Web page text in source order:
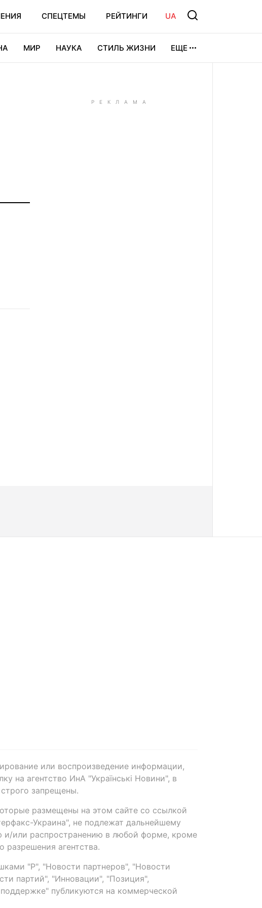
СПЕЦТЕМЫ РЕЙТИНГИ UA
МИР НАУКА СТИЛЬ ЖИЗНИ ЕЩЕ
или воспроизведение информации,
на агентство ИнА "Українські Новини", в
запрещены.
размещены на этом сайте со ссылкой
Украина", не подлежат дальнейшему
и/или распространению в любой форме, кроме
разрешения агентства.
"Р", "Новости партнеров", "Новости
партий", "Инновации", "Позиция",
публикуются на коммерческой